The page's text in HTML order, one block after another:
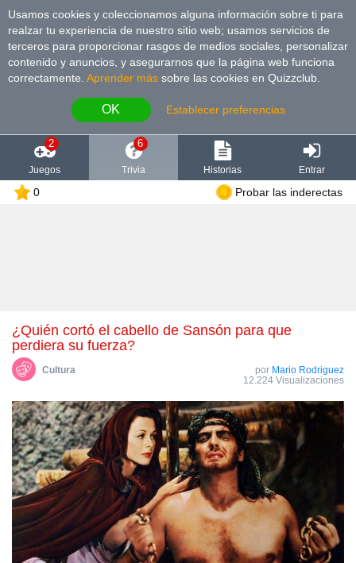
Usamos cookies y coleccionamos alguna información sobre ti para
realzar tu experiencia de nuestro sitio web; usamos servicios de
terceros para proporcionar rasgos de medios sociales, personalizar
contenido y anuncios, y asegurarnos que la página web funciona
correctamente. Aprender más sobre las cookies en Quizzclub.
OK Establecer preferencias
2
Juegos
6
Trivia Historias Entrar
0 Probar las inderectas
¿Quién cortó el cabello de Sansón para que
perdiera su fuerza?
Cultura por Mario Rodriguez
12.224 Visualizaciones